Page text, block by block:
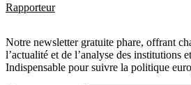
Rapporteur
Notre newsletter gratuite phare, offrant
l’actualité et de l’analyse des institutions
Indispensable pour suivre la politique